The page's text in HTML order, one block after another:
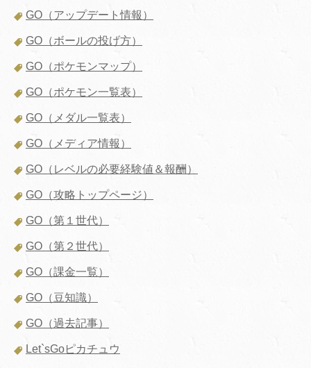
GO（アップデート情報）
GO（ボールの投げ方）
GO（ポケモンマップ）
GO（ポケモン一覧表）
GO（メダル一覧表）
GO（メディア情報）
GO（レベルの必要経験値＆報酬）
GO（攻略トップページ）
GO（第１世代）
GO（第２世代）
GO（課金一覧）
GO（豆知識）
GO（過去記事）
Let`sGoピカチュウ